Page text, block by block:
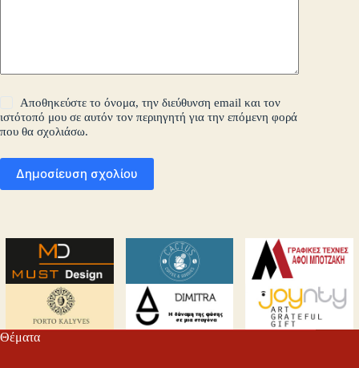
Αποθηκεύστε το όνομα, την διεύθυνση email και τον
ιστότοπό μου σε αυτόν τον περιηγητή για την επόμενη φορά
που θα σχολιάσω.
Δημοσίευση σχολίου
Θέματα